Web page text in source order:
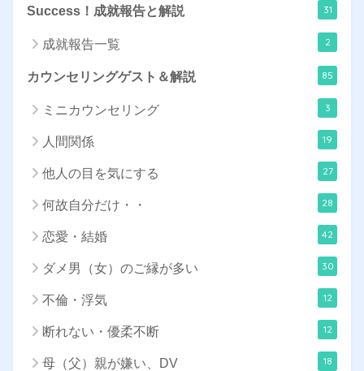
Success！成就報告と解説 31
成就報告一覧 2
カウンセリングゲスト＆解説 85
ミニカウンセリング 3
人間関係 19
他人の目を気にする 27
何故自分だけ・・ 28
恋愛・結婚 42
ダメ男（女）のご縁が多い 30
不倫・浮気 12
断れない・優柔不断 12
母（父）親が嫌い、DV 18